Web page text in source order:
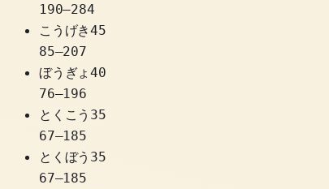
190–284
こうげき45
85–207
ぼうぎょ40
76–196
とくこう 35
67–185
とくぼう 35
67–185